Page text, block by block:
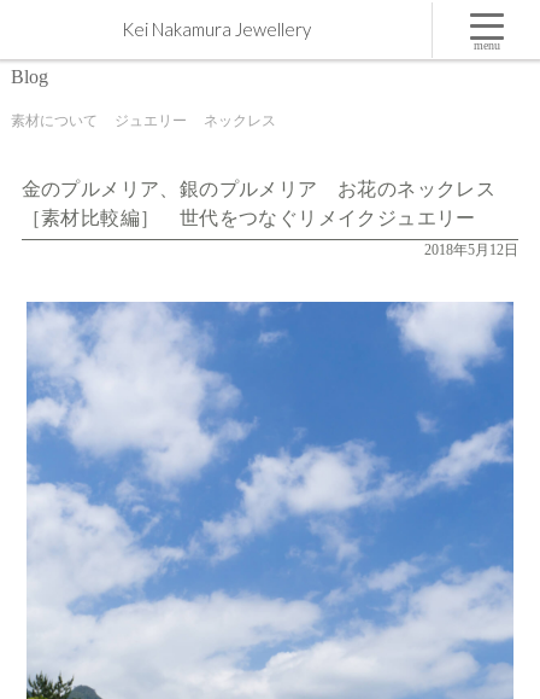
金のプルメリア、銀のプルメリア お花のネックレス［素材比較編］ 世代をつなぐリメイクジ
ュエリー | 屋久島,ジュエリー,オーダーメイドのマリッジリング（結婚・婚約指輪）制作 | Kei
Kei Nakamura Jewellery
Blog
素材について ジュエリー ネックレス
金のプルメリア、銀のプルメリア お花のネックレス
［素材比較編］ 世代をつなぐリメイクジュエリー
2018年5月12日
menu